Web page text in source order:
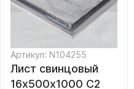
Артикул: N104255
Лист свинцовый
16х500х1000 С2